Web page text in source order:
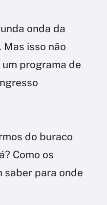
onda da
Mas isso não
programa de
do buraco
Como os
saber para onde